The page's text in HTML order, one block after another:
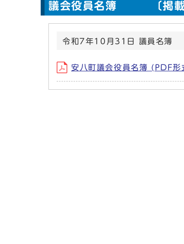
議会役員名簿 〔掲載順
令和7年10月31日 議員名簿
安八町議会役員名簿 (PDF